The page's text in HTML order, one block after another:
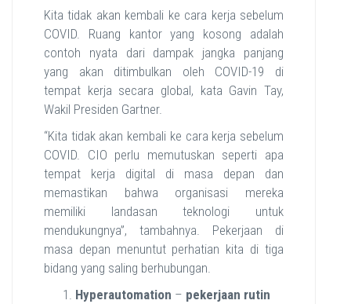
Kita tidak akan kembali ke cara kerja sebelum
COVID. Ruang kantor yang kosong adalah
contoh nyata dari dampak jangka panjang
yang akan ditimbulkan oleh COVID-19 di
tempat kerja secara global, kata Gavin Tay,
Wakil Presiden Gartner.
“Kita tidak akan kembali ke cara kerja sebelum
COVID. CIO perlu memutuskan seperti apa
tempat kerja digital di masa depan dan
memastikan bahwa organisasi mereka
memiliki landasan teknologi untuk
mendukungnya”, tambahnya. Pekerjaan di
masa depan menuntut perhatian kita di tiga
bidang yang saling berhubungan.
Hyperautomation – pekerjaan rutin